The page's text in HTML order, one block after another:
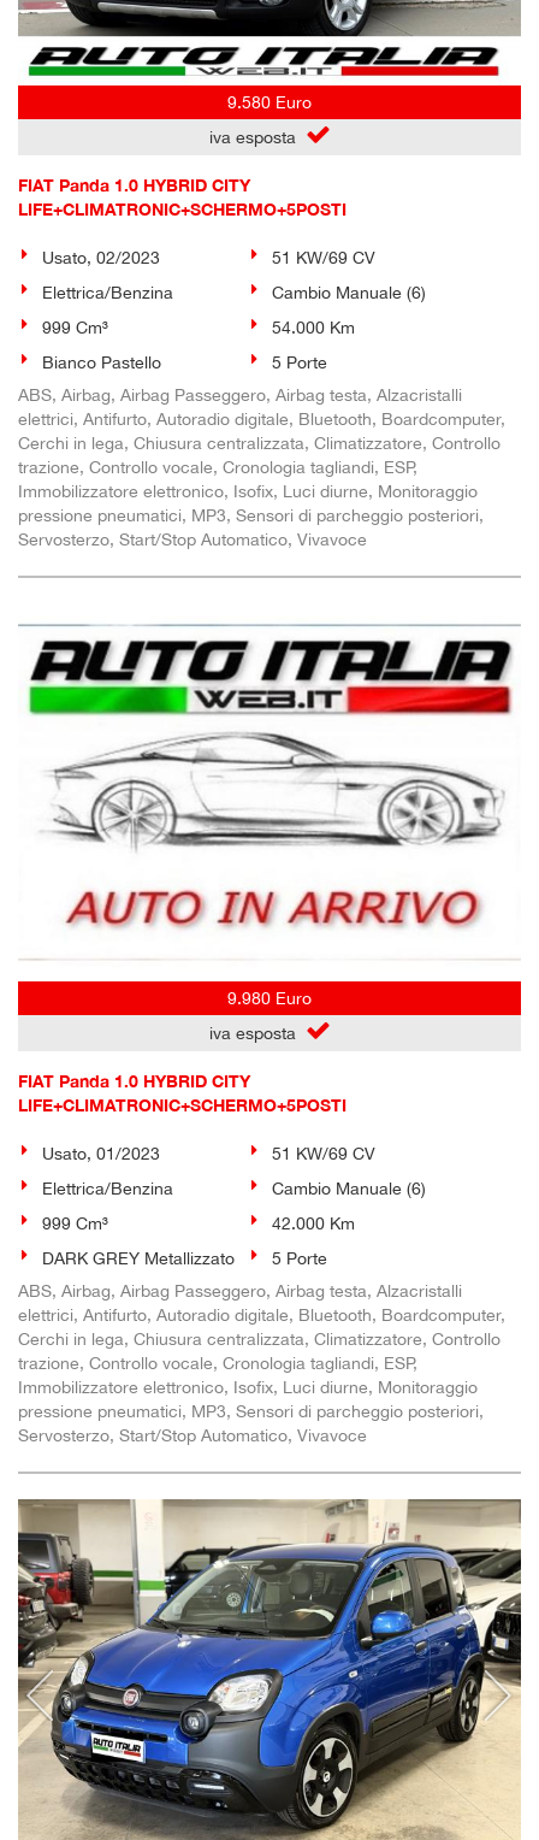
9.580 Euro
iva esposta
FIAT Panda 1.0 HYBRID CITY
LIFE+CLIMATRONIC+SCHERMO+5POSTI
Usato, 02/2023
51 KW/69 CV
Elettrica/Benzina
Cambio Manuale (6)
999 Cm³
54.000 Km
Bianco Pastello
5 Porte
ABS, Airbag, Airbag Passeggero, Airbag testa, Alzacristalli
elettrici, Antifurto, Autoradio digitale, Bluetooth, Boardcomputer,
Cerchi in lega, Chiusura centralizzata, Climatizzatore, Controllo
trazione, Controllo vocale, Cronologia tagliandi, ESP,
Immobilizzatore elettronico, Isofix, Luci diurne, Monitoraggio
pressione pneumatici, MP3, Sensori di parcheggio posteriori,
Servosterzo, Start/Stop Automatico, Vivavoce
9.980 Euro
iva esposta
FIAT Panda 1.0 HYBRID CITY
LIFE+CLIMATRONIC+SCHERMO+5POSTI
Usato, 01/2023
51 KW/69 CV
Elettrica/Benzina
Cambio Manuale (6)
999 Cm³
42.000 Km
DARK GREY Metallizzato
5 Porte
ABS, Airbag, Airbag Passeggero, Airbag testa, Alzacristalli
elettrici, Antifurto, Autoradio digitale, Bluetooth, Boardcomputer,
Cerchi in lega, Chiusura centralizzata, Climatizzatore, Controllo
trazione, Controllo vocale, Cronologia tagliandi, ESP,
Immobilizzatore elettronico, Isofix, Luci diurne, Monitoraggio
pressione pneumatici, MP3, Sensori di parcheggio posteriori,
Servosterzo, Start/Stop Automatico, Vivavoce